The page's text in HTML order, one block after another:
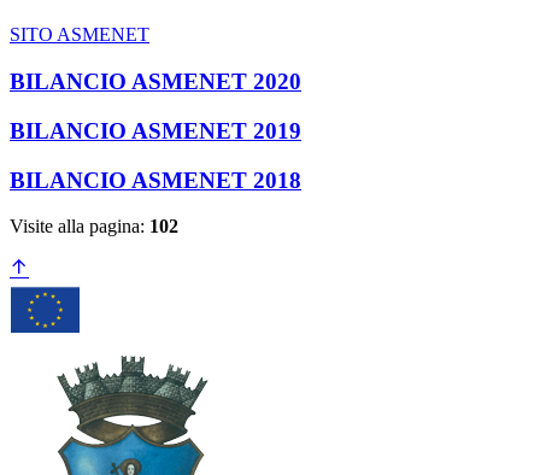
SITO ASMENET
BILANCIO ASMENET 2020
BILANCIO ASMENET 2019
BILANCIO ASMENET 2018
Visite alla pagina: 102